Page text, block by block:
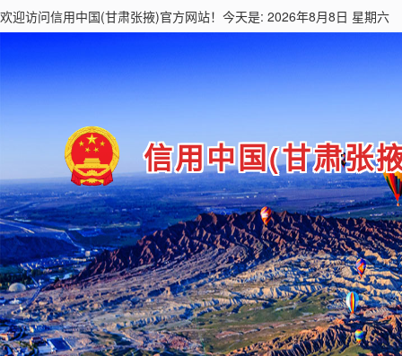
欢迎访问信用中国(甘肃张掖)官方网站！今天是: 2026年8月8日 星期六
信用中国(甘肃张